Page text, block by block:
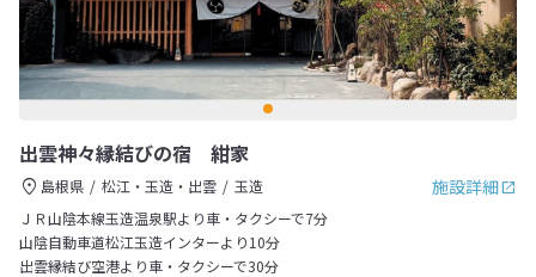
出雲神々縁結びの宿 紺家
施設詳細
島根県 松江・玉造・出雲
玉造
ＪＲ山陰本線玉造温泉駅より車・タクシーで7分
山陰自動車道松江玉造インターより10分
出雲縁結び空港より車・タクシーで30分